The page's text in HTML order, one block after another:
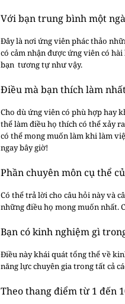
Với bạn trung bình một
Đây là nơi ứng viên phác thảo
có cảm nhận được ứng viên có
bạn tương tự như vậy.
Điều mà bạn thích làm
Cho dù ứng viên có phù hợp hay
thể làm điều họ thích có thể xảy
có thể mong muốn làm khi làm
ngay bây giờ!
Phần chuyên môn cụ thể
Có thể trả lời cho câu hỏi này và
những điều họ mong muốn nhất.
Bạn có kinh nghiệm gì
Điều này khái quát tổng thể về
năng lực chuyên gia trong tất cả
Theo thang điểm từ 1 đến